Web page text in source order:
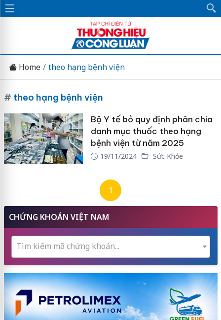
Home theo hạng bệnh viện
# theo hạng bệnh viện
Bộ Y tế bỏ quy định phân chia
danh mục thuốc theo hạng
bệnh viện từ năm 2025
19/11/2024 Sức Khỏe
1
CHỨNG KHOÁN VIỆT NAM
Tìm kiếm mã chứng khoán...